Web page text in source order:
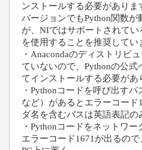
ンストールする必要があり
バージョンでもPython関数が
が、NIではサポートされてい
を使用することを推奨してい
・Anacondaのディストリビ
ていないので、Pythonの公式
てインストールする必要があ
・ Pythonコードを呼び出すパ
など）があるとエラーコー
ダ名を含むパスは英語表記の
・Pythonコードをネットワ
エラーコード1671が出るの